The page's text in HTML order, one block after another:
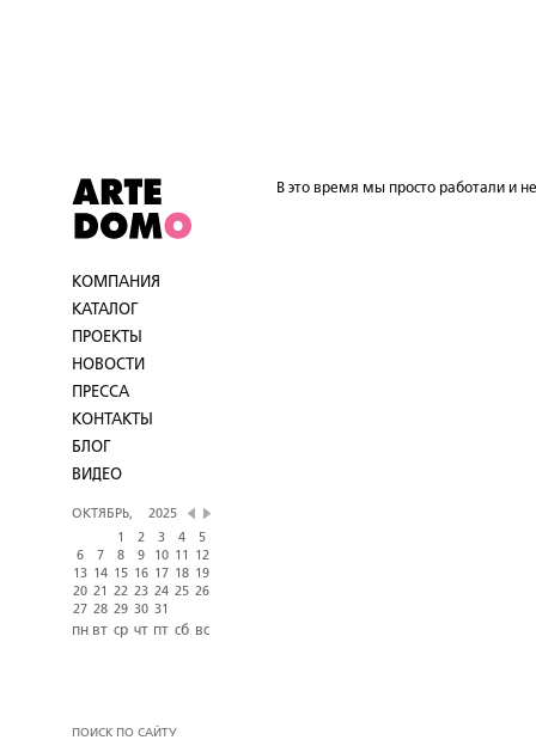
КОМПАНИЯ
КАТАЛОГ
ПРОЕКТЫ
НОВОСТИ
ПРЕССА
КОНТАКТЫ
БЛОГ
ВИДЕО
ОКТЯБРЬ,
2025
1
2 3 4
5
6
7 8 9 10 11
12
13 14 15 16 17 18
19
20 21 22 23 24 25 26
27 28 29 30 31
пн вт ср чт пт сб вс
ПОИСК ПО САЙТУ
В это время мы просто работали и